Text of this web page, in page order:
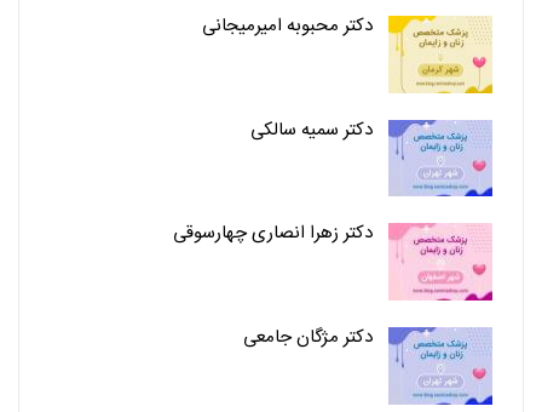
دکتر محبوبه امیرمیجانی
دکتر سمیه سالکی
دکتر زهرا انصاری چهارسوقی
دکتر مژگان جامعی